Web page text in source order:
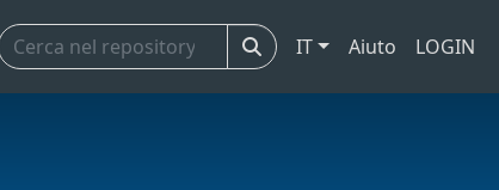
IT Aiuto LOGIN